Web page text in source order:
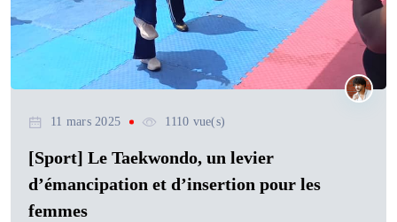
11 mars 2025 1110 vue(s)
[Sport] Le Taekwondo, un levier
d’émancipation et d’insertion pour les
femmes